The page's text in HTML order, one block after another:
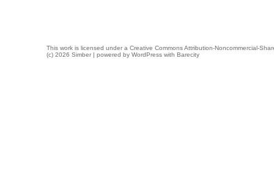
This work is licensed under a Creative Commons Attribution-Noncommercial-
(c) 2026 Simber | powered by WordPress with Barecity